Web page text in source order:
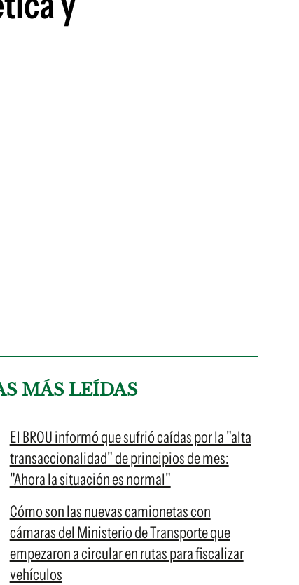
MÁS LEÍDAS
El BROU informó que sufrió caídas por la "alta
transaccionalidad" de principios de mes:
"Ahora la situación es normal"
Cómo son las nuevas camionetas con
cámaras del Ministerio de Transporte que
empezaron a circular en rutas para fiscalizar
vehículos